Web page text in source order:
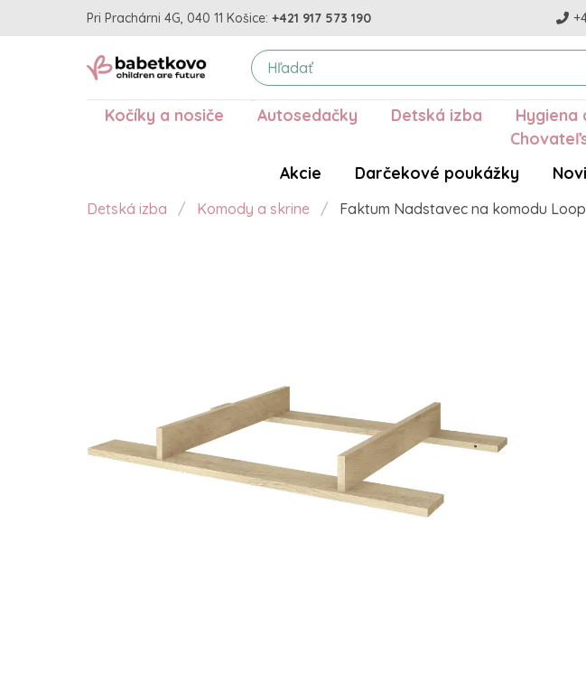
Pri Prachárni 4G, 040 11 Košice: +421 917 573 190
Kočíky a nosiče Autosedačky Detská izba
Akcie
Darčekové poukážky
Detská izba Komody a skrine Faktum Nadstavec na komodu